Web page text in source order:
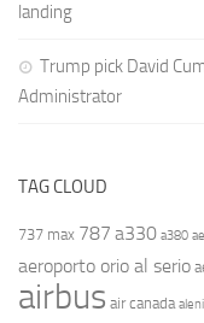
landing
Trump pick David
Administrator
TAG CLOUD
737 max 787 a330 a380
aeroporto orio al serio
airbus air canada